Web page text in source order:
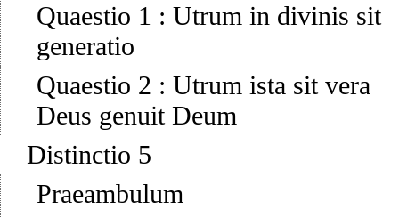
Quaestio 1 : Utrum in divinis sit
generatio
Quaestio 2 : Utrum ista sit vera
Deus genuit Deum
Distinctio 5
Praeambulum